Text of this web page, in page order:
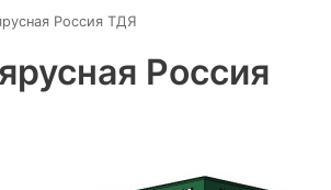
Россия ТДЯ
Россия